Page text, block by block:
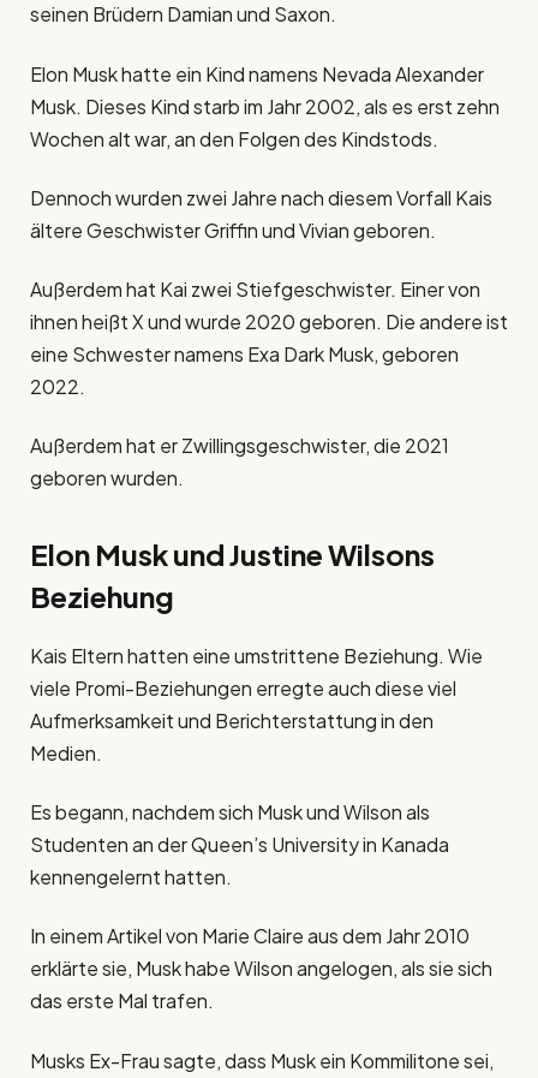
seinen Brüdern Damian und Saxon.
Elon Musk hatte ein Kind namens Nevada Alexander
Musk. Dieses Kind starb im Jahr 2002, als es erst zehn
Wochen alt war, an den Folgen des Kindstods.
Dennoch wurden zwei Jahre nach diesem Vorfall Kais
ältere Geschwister Griffin und Vivian geboren.
Außerdem hat Kai zwei Stiefgeschwister. Einer von
ihnen heißt X und wurde 2020 geboren. Die andere ist
eine Schwester namens Exa Dark Musk, geboren
2022.
Außerdem hat er Zwillingsgeschwister, die 2021
geboren wurden.
Elon Musk und Justine Wilsons
Beziehung
Kais Eltern hatten eine umstrittene Beziehung. Wie
viele Promi-Beziehungen erregte auch diese viel
Aufmerksamkeit und Berichterstattung in den
Medien.
Es begann, nachdem sich Musk und Wilson als
Studenten an der Queen’s University in Kanada
kennengelernt hatten.
In einem Artikel von Marie Claire aus dem Jahr 2010
erklärte sie, Musk habe Wilson angelogen, als sie sich
das erste Mal trafen.
Musks Ex-Frau sagte, dass Musk ein Kommilitone sei,